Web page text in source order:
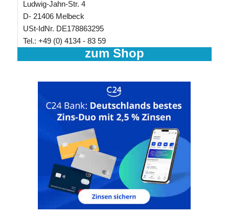
Ludwig-Jahn-Str. 4
D- 21406 Melbeck
USt-IdNr. DE178863295
Tel.: +49 (0) 4134 - 83 59
zum Shop